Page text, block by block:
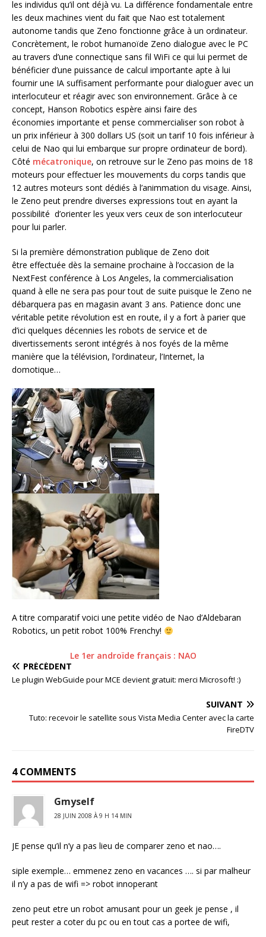
les individus qu’il ont déjà vu. La différence fondamentale entre
les deux machines vient du fait que Nao est totalement
autonome tandis que Zeno fonctionne grâce à un ordinateur.
Concrètement, le robot humanoïde Zeno dialogue avec le PC
au travers d’une connectique sans fil WiFi ce qui lui permet de
bénéficier d’une puissance de calcul importante apte à lui
fournir une IA suffisament performante pour dialoguer avec un
interlocuteur et réagir avec son environnement. Grâce à ce
concept, Hanson Robotics espère ainsi faire des
économies importante et pense commercialiser son robot à
un prix inférieur à 300 dollars US (soit un tarif 10 fois inférieur à
celui de Nao qui lui embarque sur propre ordinateur de bord).
Côté mécatronique, on retrouve sur le Zeno pas moins de 18
moteurs pour effectuer les mouvements du corps tandis que
12 autres moteurs sont dédiés à l’animmation du visage. Ainsi,
le Zeno peut prendre diverses expressions tout en ayant la
possibilité d’orienter les yeux vers ceux de son interlocuteur
pour lui parler.
Si la première démonstration publique de Zeno doit
être effectuée dès la semaine prochaine à l’occasion de la
NextFest conférence à Los Angeles, la commercialisation
quand à elle ne sera pas pour tout de suite puisque le Zeno ne
débarquera pas en magasin avant 3 ans. Patience donc une
véritable petite révolution est en route, il y a fort à parier que
d’ici quelques décennies les robots de service et de
divertissements seront intégrés à nos foyés de la même
manière que la télévision, l’ordinateur, l’Internet, la
domotique…
A titre comparatif voici une petite vidéo de Nao d’Aldebaran
Robotics, un petit robot 100% Frenchy!
Le 1er androïde français : NAO
PRÉCÉDENT
Le plugin WebGuide pour MCE devient gratuit: merci Microsoft! :)
SUIVANT
Tuto: recevoir le satellite sous Vista Media Center avec la carte
FireDTV
4 COMMENTS
Gmyself
28 JUIN 2008 À 9 H 14 MIN
JE pense qu’il n’y a pas lieu de comparer zeno et nao….
siple exemple… emmenez zeno en vacances …. si par malheur
il n’y a pas de wifi => robot innoperant
zeno peut etre un robot amusant pour un geek je pense , il
peut rester a coter du pc ou en tout cas a portee de wifi,